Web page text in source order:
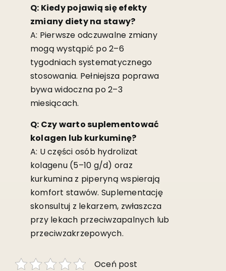
Q: Kiedy pojawią się efekty
zmiany diety na stawy?
A: Pierwsze odczuwalne zmiany
mogą wystąpić po 2–6
tygodniach systematycznego
stosowania. Pełniejsza poprawa
bywa widoczna po 2–3
miesiącach.
Q: Czy warto suplementować
kolagen lub kurkuminę?
A: U części osób hydrolizat
kolagenu (5–10 g/d) oraz
kurkumina z piperyną wspierają
komfort stawów. Suplementację
skonsultuj z lekarzem, zwłaszcza
przy lekach przeciwzapalnych lub
przeciwzakrzepowych.
Oceń post